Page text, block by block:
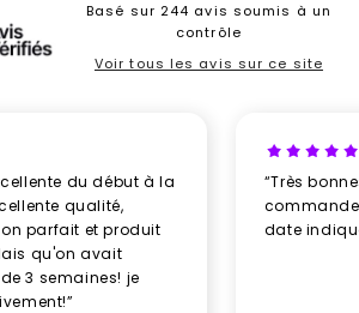
Basé sur 244 avis soumis à un
contrôle
Voir tous les avis sur ce site
du début à la
qualité,
parfait et produit
qu'on avait
3 semaines! je
“Très
date